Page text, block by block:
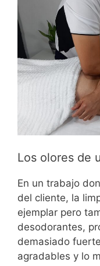
Los olores de
En un trabajo
del cliente, la
ejemplar pero
desodorantes,
demasiado
agradables y lo